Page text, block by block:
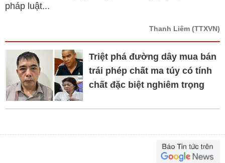
pháp luật...
Thanh Liêm (TTXVN)
Triệt phá đường dây mua bán
trái phép chất ma túy có tính
chất đặc biệt nghiêm trọng